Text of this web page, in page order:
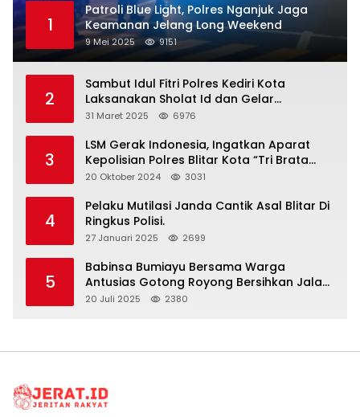
1
Patroli Blue Light, Polres Nganjuk Jaga
Keamanan Jelang Long Weekend
9 Mei 2025 9151
2
Sambut Idul Fitri Polres Kediri Kota
Laksanakan Sholat Id dan Gelar
Halalbihalal
31 Maret 2025 6976
3
LSM Gerak Indonesia, Ingatkan Aparat
Kepolisian Polres Blitar Kota “Tri Brata
Polri” Harus Diamalkan
20 Oktober 2024 3031
4
Pelaku Mutilasi Janda Cantik Asal Blitar Di
Ringkus Polisi.
27 Januari 2025 2699
5
Babinsa Bumiayu Bersama Warga
Antusias Gotong Royong Bersihkan Jalan
Dusun Banaran
20 Juli 2025 2380